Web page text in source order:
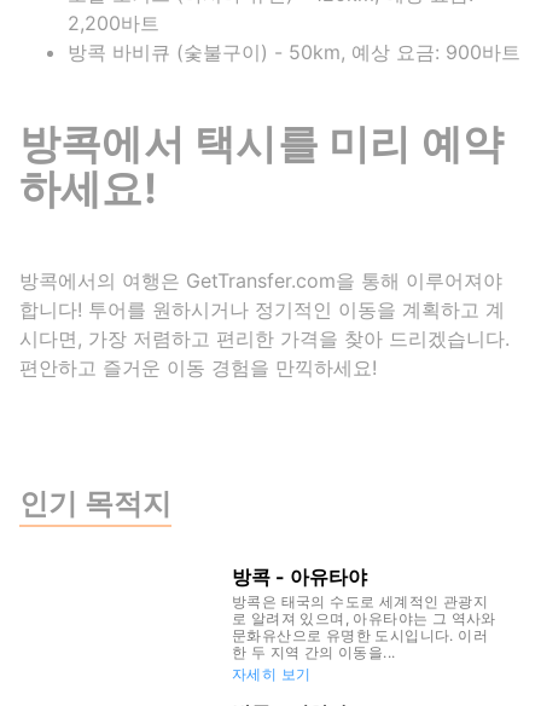
2,200바트
방콕 바비큐 (숯불구이) - 50km, 예상 요금: 900바트
방콕에서 택시를 미리 예약
하세요!
방콕에서의 여행은 GetTransfer.com을 통해 이루어져야
합니다! 투어를 원하시거나 정기적인 이동을 계획하고 계
시다면, 가장 저렴하고 편리한 가격을 찾아 드리겠습니다.
편안하고 즐거운 이동 경험을 만끽하세요!
인기 목적지
방콕 - 아유타야
방콕은 태국의 수도로 세계적인 관광지
로 알려져 있으며, 아유타야는 그 역사와
문화유산으로 유명한 도시입니다. 이러
한 두 지역 간의 이동을...
자세히 보기